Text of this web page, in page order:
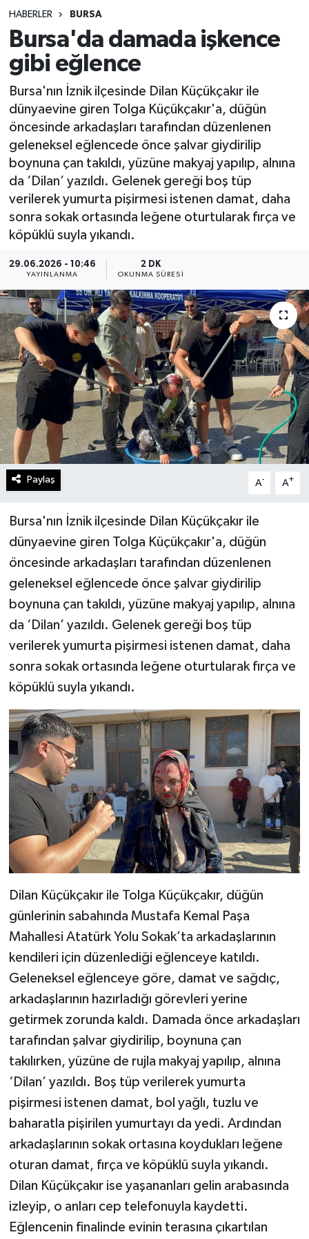
HABERLER BURSA
Bursa'da damada işkence
gibi eğlence
Bursa'nın İznik ilçesinde Dilan Küçükçakır ile
dünyaevine giren Tolga Küçükçakır'a, düğün
öncesinde arkadaşları tarafından düzenlenen
geleneksel eğlencede önce şalvar giydirilip
boynuna çan takıldı, yüzüne makyaj yapılıp, alnına
da ‘Dilan’ yazıldı. Gelenek gereği boş tüp
verilerek yumurta pişirmesi istenen damat, daha
sonra sokak ortasında leğene oturtularak fırça ve
köpüklü suyla yıkandı.
29.06.2026 - 10:46
YAYINLANMA
2 DK
OKUNMA SÜRESI
Paylaş A- A+
Bursa'nın İznik ilçesinde Dilan Küçükçakır ile
dünyaevine giren Tolga Küçükçakır'a, düğün
öncesinde arkadaşları tarafından düzenlenen
geleneksel eğlencede önce şalvar giydirilip
boynuna çan takıldı, yüzüne makyaj yapılıp, alnına
da ‘Dilan’ yazıldı. Gelenek gereği boş tüp
verilerek yumurta pişirmesi istenen damat, daha
sonra sokak ortasında leğene oturtularak fırça ve
köpüklü suyla yıkandı.
Dilan Küçükçakır ile Tolga Küçükçakır, düğün
günlerinin sabahında Mustafa Kemal Paşa
Mahallesi Atatürk Yolu Sokak’ta arkadaşlarının
kendileri için düzenlediği eğlenceye katıldı.
Geleneksel eğlenceye göre, damat ve sağdıç,
arkadaşlarının hazırladığı görevleri yerine
getirmek zorunda kaldı. Damada önce arkadaşları
tarafından şalvar giydirilip, boynuna çan
takılırken, yüzüne de rujla makyaj yapılıp, alnına
‘Dilan’ yazıldı. Boş tüp verilerek yumurta
pişirmesi istenen damat, bol yağlı, tuzlu ve
baharatla pişirilen yumurtayı da yedi. Ardından
arkadaşlarının sokak ortasına koydukları leğene
oturan damat, fırça ve köpüklü suyla yıkandı.
Dilan Küçükçakır ise yaşananları gelin arabasında
izleyip, o anları cep telefonuyla kaydetti.
Eğlencenin finalinde evinin terasına çıkartılan
Spor
Teknoloji
Yaşam